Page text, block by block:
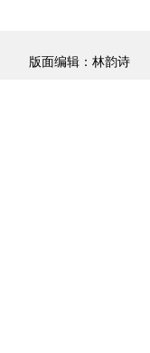
版面编辑：林韵诗